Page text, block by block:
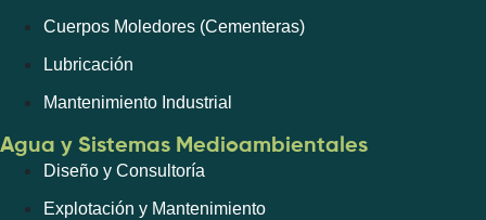
Cuerpos Moledores (Cementeras)
Lubricación
Mantenimiento Industrial
Agua y Sistemas Medioambientales
Diseño y Consultoría
Explotación y Mantenimiento